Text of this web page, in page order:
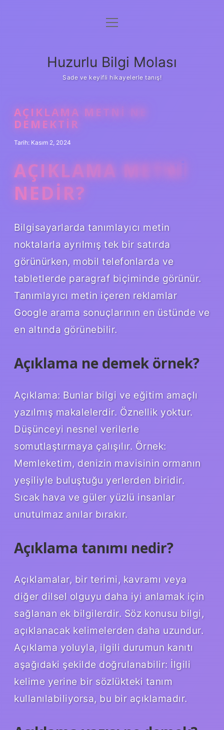
Anasayfa
Yasal Uyarı
menüyü
Huzurlu Bilgi Molası
Sade ve keyifli hikayelerle tanış!
AÇIKLAMA METNI NE
DEMEKTIR
Tarih: Kasım 2, 2024
AÇIKLAMA METNI
NEDIR?
Bilgisayarlarda tanımlayıcı metin
noktalarla ayrılmış tek bir satırda
görünürken, mobil telefonlarda ve
tabletlerde paragraf biçiminde görünür.
Tanımlayıcı metin içeren reklamlar
Google arama sonuçlarının en üstünde ve
en altında görünebilir.
Açıklama ne demek örnek?
Açıklama: Bunlar bilgi ve eğitim amaçlı
yazılmış makalelerdir. Öznellik yoktur.
Düşünceyi nesnel verilerle
somutlaştırmaya çalışılır. Örnek:
Memleketim, denizin mavisinin ormanın
yeşiliyle buluştuğu yerlerden biridir.
Sıcak hava ve güler yüzlü insanlar
unutulmaz anılar bırakır.
Açıklama tanımı nedir?
Açıklamalar, bir terimi, kavramı veya
diğer dilsel olguyu daha iyi anlamak için
sağlanan ek bilgilerdir. Söz konusu bilgi,
açıklanacak kelimelerden daha uzundur.
Açıklama yoluyla, ilgili durumun kanıtı
aşağıdaki şekilde doğrulanabilir: İlgili
kelime yerine bir sözlükteki tanım
kullanılabiliyorsa, bu bir açıklamadır.